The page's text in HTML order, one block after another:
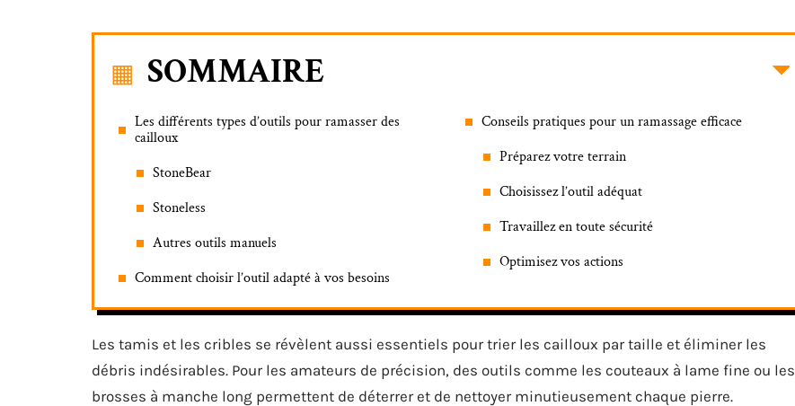
SOMMAIRE
Les différents types d’outils pour ramasser des
cailloux
StoneBear
Stoneless
Autres outils manuels
Comment choisir l’outil adapté à vos besoins
Conseils pratiques pour un ramassage efficace
Préparez votre terrain
Choisissez l’outil adéquat
Travaillez en toute sécurité
Optimisez vos actions
Les tamis et les cribles se révèlent aussi essentiels pour trier les cailloux par taille et éliminer les
débris indésirables. Pour les amateurs de précision, des outils comme les couteaux à lame fine ou les
brosses à manche long permettent de déterrer et de nettoyer minutieusement chaque pierre.